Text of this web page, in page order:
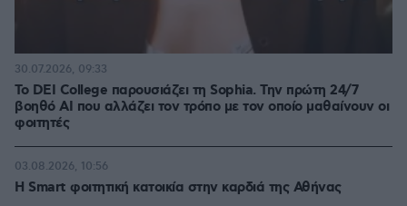
Το DEI College παρουσιάζει τη Sophia. Την πρώτη 24/7
βοηθό AI που αλλάζει τον τρόπο με τον οποίο μαθαίνουν οι
φοιτητές
30.07.2026, 09:33
Η Smart φοιτητική κατοικία στην καρδιά της Αθήνας
03.08.2026, 10:56